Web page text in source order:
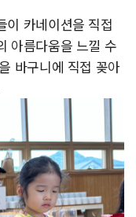
이 카네이션을 직접
아름다움을 느낄 수
바구니에 직접 꽂아